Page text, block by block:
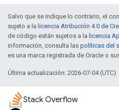
Salvo que se indique lo contrario, el
sujeto a la licencia Atribución 4.0 de
de código están sujetos a la licencia
información, consulta las políticas del
es una marca registrada de Oracle o
Última actualización: 2026-07-04 (UTC)
Stack Overflow